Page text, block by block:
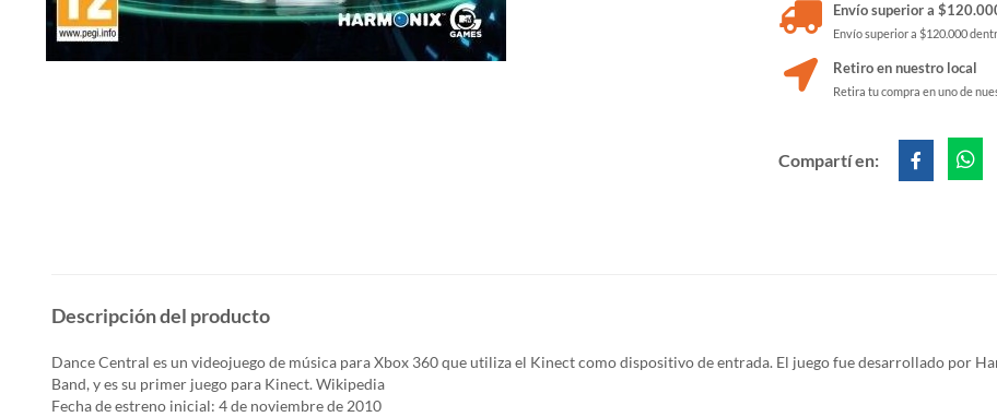
Envío superior a
Envío superior a $120.000
Retiro en nuestro local
Retira tu compra en uno de
Compartí en:
Descripción del producto
Dance Central es un videojuego de música para Xbox 360 que utiliza el Kinect como dispositivo de entrada. El juego fue desarrollado por
Band, y es su primer juego para Kinect. Wikipedia
Fecha de estreno inicial: 4 de noviembre de 2010